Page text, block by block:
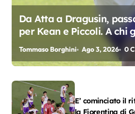
Da Atta a Dragusin,
per Kean e Piccoli. A chi
oscar del precampionato?
Tommaso Borghini Ago 3, 2026 0
E’ cominciato il
la Fiorentina di